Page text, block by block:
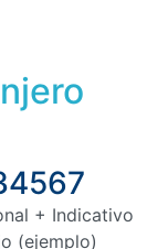
+ Indicativo
(ejemplo)